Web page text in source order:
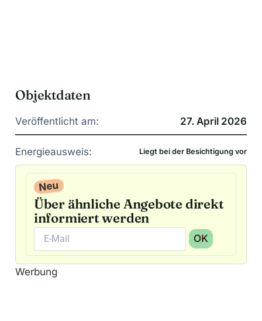
Objektdaten
Veröffentlicht am: 27. April 2026
Energieausweis: Liegt bei der Besichtigung vor
Neu
Über ähnliche Angebote direkt
informiert werden
OK
A
l
Werbung